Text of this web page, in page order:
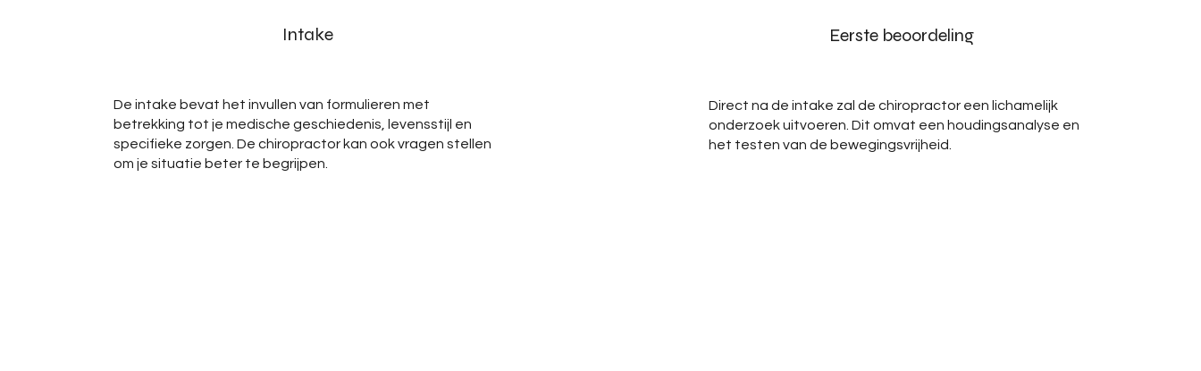
Intake
De intake bevat het invullen van formulieren met
betrekking tot je medische geschiedenis, levensstijl en
specifieke zorgen. De chiropractor kan ook vragen stellen
om je situatie beter te begrijpen.
Eerste beoordeling
Direct na de intake zal de chiropractor een lichamelijk
onderzoek uitvoeren. Dit omvat een houdingsanalyse en
het testen van de bewegingsvrijheid.